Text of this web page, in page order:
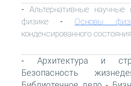
- Альтернативные научные
физике - Основы
конденсированного состояния
- Архитектура и
Безопасность